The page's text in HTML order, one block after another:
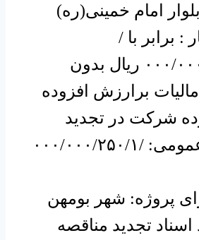
امام خمینی(ره)
: برابر با /
۰۰۰/۰۰۰/۰۰۰/۲۵ ریال بدون
برارزش افزوده
شرکت در تجدید
مناقصه عمومی: /۰۰۰/۰۰۰/۲۵۰/۱
پروژه: شهر بومهن
اسناد تجدید مناقصه